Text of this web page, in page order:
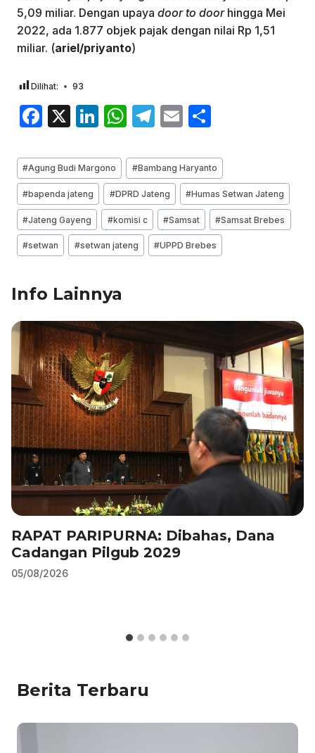
5,09 miliar. Dengan upaya door to doorhingga Mei
2022, ada 1.877 objek pajak dengan nilai Rp 1,51
miliar. (ariel/priyanto)
Dilihat: 93
F
c
e
b
o
o
X
Li
k
e
dI
n
W
at
s
A
p
p
T
e
gr
a
m
E
ai
l
ar
e
Post
Tags:
#Agung Budi Margono #Bambang Haryanto
#bapenda jateng #DPRD Jateng #Humas Setwan Jateng
#Jateng Gayeng #komisi c #Samsat #Samsat Brebes
#setwan #setwan jateng #UPPD Brebes
Info Lainnya
RAPAT PARIPURNA: Dibahas, Dana
Cadangan Pilgub 2029
05/08/2026
Berita Terbaru